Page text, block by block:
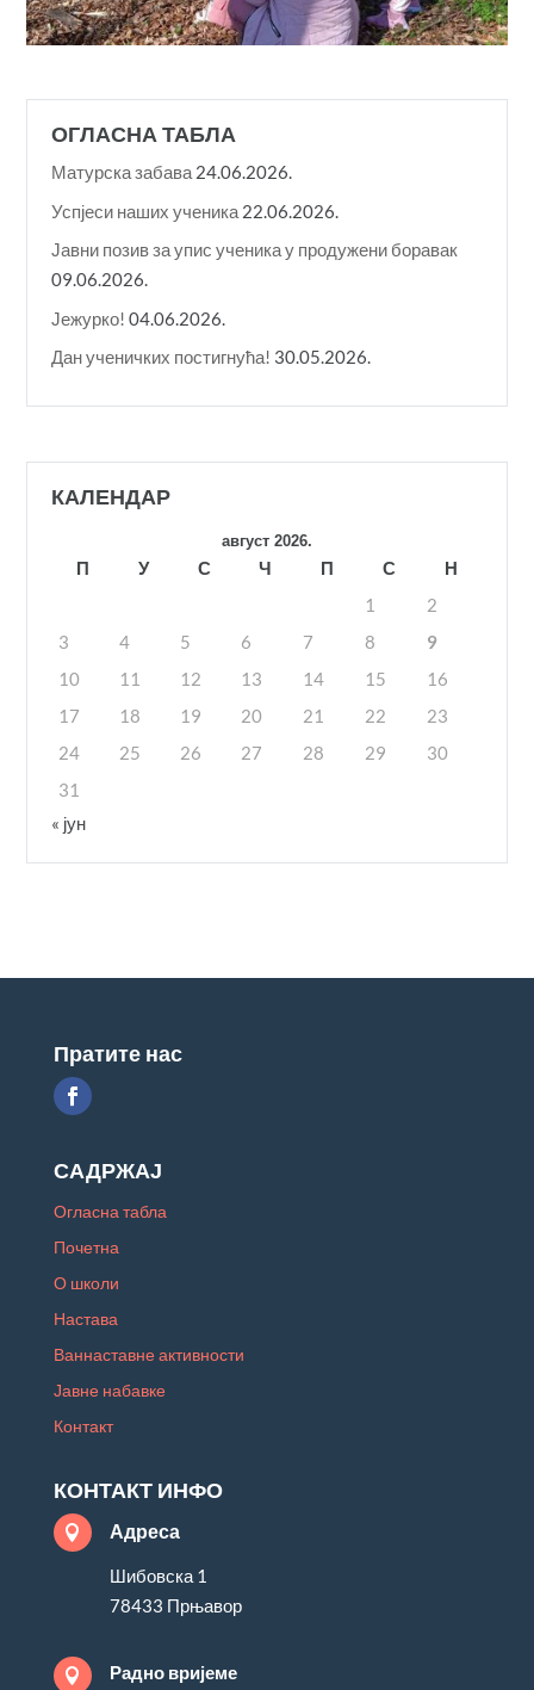
ОГЛАСНА ТАБЛА
Матурска забава 24.06.2026.
Успјеси наших ученика 22.06.2026.
Јавни позив за упис ученика у продужени боравак
09.06.2026.
Јежурко! 04.06.2026.
Дан ученичких постигнућа! 30.05.2026.
КАЛЕНДАР
август 2026.
П У С Ч П С
Н
1
2
3
4 5 6 7 8
9
10
11 12 13 14 15
16
17
18 19 20 21 22
23
24
25 26 27 28 29
30
31
« јун
Пратите нас
САДРЖАЈ
Огласна табла
Почетна
О школи
Настава
Ваннаставне активности
Јавне набавке
Контакт
КОНТАКТ ИНФО
 Адреса
Шибовска 1
78433 Прњавор
 Радно вријеме